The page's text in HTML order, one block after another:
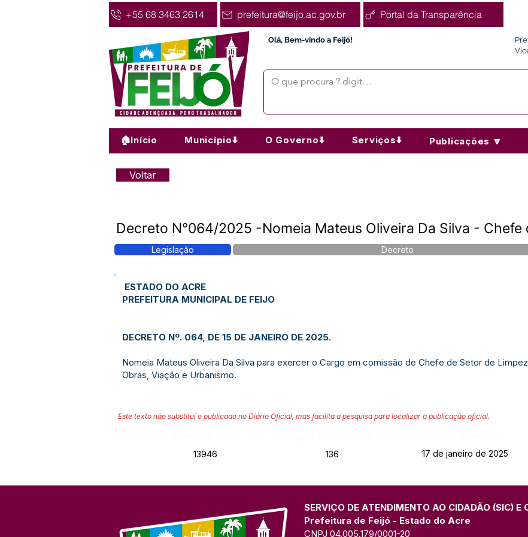
+55 68 3463 2614 prefeitura@feijo.ac.gov.br Portal da Transparência
Olá, Bem-vindo a Feijó!
🏠Início Município⬇️ O Governo⬇️ Serviços⬇️ Publicações 🔽
Voltar
Decreto N°064/2025 -Nomeia Mateus Oliveira Da Silva - Chefe
Legislação Decreto
ESTADO DO ACRE
PREFEITURA MUNICIPAL DE FEIJO
DECRETO Nº. 064, DE 15 DE JANEIRO DE 2025.
Nomeia Mateus Oliveira Da Silva para exercer o Cargo em comissão de Chefe de Setor de
Obras, Viação e Urbanismo.
Este texto não substitui o publicado no Diário Oficial, mas facilita a pesquisa para localizar a publicação oficial.
13946
136 17 de janeiro de 2025
SERVIÇO DE ATENDIMENTO AO CIDADÃO (SIC) E
Prefeitura de Feijó - Estado do Acre
CNPJ 04.005.179/0001-20